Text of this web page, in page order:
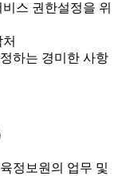
스 권한설정을 위
하는 경미한 사항
정보원의 업무 및